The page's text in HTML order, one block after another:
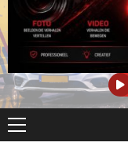
Primair